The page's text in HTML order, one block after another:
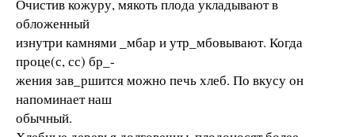
Очистив кожуру, мякоть плода укладывают в
обложенный
изнутри камнями _мбар и утр_мбовывают. Когда
проце(с, сс) бр_-
жения зав_ршится можно печь хлеб. По вкусу он
напоминает наш
обычный.